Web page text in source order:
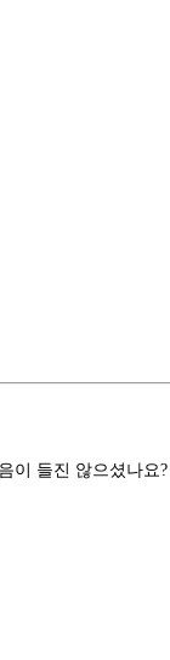
이 들진 않으셨나요?